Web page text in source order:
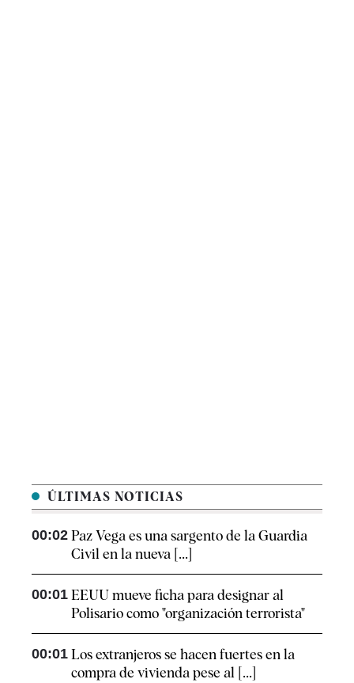
ÚLTIMAS NOTICIAS
00:02 Paz Vega es una sargento de la Guardia
Civil en la nueva [...]
00:01 EEUU mueve ficha para designar al
Polisario como "organización terrorista"
00:01 Los extranjeros se hacen fuertes en la
compra de vivienda pese al [...]